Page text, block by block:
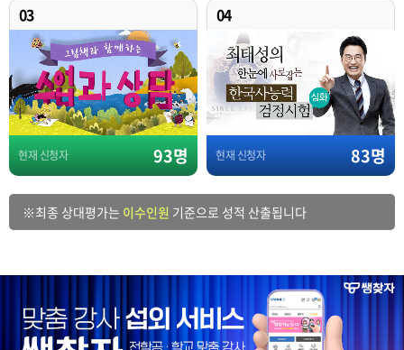
03
현재 신청자 93명
04
현재 신청자 83명
※최종 상대평가는 이수인원 기준으로 성적 산출됩니다